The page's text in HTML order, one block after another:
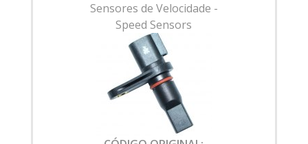
Sensores de Velocidade -
Speed Sensors